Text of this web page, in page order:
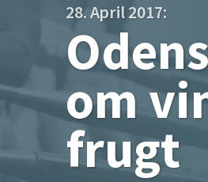
28. April 2017:
om
frugt